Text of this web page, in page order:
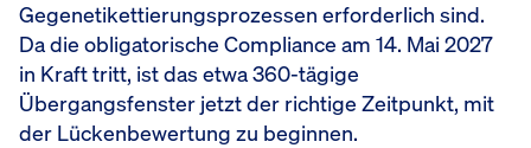
Gegenetikettierungsprozessen erforderlich sind.
Da die obligatorische Compliance am 14. Mai 2027
in Kraft tritt, ist das etwa 360-tägige
Übergangsfenster jetzt der richtige Zeitpunkt, mit
der Lückenbewertung zu beginnen.